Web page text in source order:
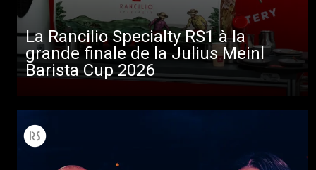
La Rancilio Specialty RS1 à la
grande finale de la Julius Meinl
Barista Cup 2026